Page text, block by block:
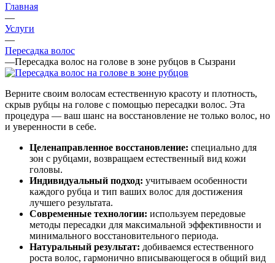
Главная
—
Услуги
—
Пересадка волос
—Пересадка волос на голове в зоне рубцов в Сызрани
Верните своим волосам естественную красоту и плотность,
скрыв рубцы на голове с помощью пересадки волос. Эта
процедура — ваш шанс на восстановление не только волос, но
и уверенности в себе.
Целенаправленное восстановление: специально для
зон с рубцами, возвращаем естественный вид кожи
головы.
Индивидуальный подход: учитываем особенности
каждого рубца и тип ваших волос для достижения
лучшего результата.
Современные технологии: используем передовые
методы пересадки для максимальной эффективности и
минимального восстановительного периода.
Натуральный результат: добиваемся естественного
роста волос, гармонично вписывающегося в общий вид